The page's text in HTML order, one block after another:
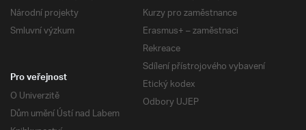
Národní projekty
Smluvní výzkum
Kurzy pro zaměstnance
Erasmus+ – zaměstnaci
Rekreace
Sdílení přístrojového vybavení
Etický kodex
Odbory UJEP
Pro veřejnost
O Univerzitě
Dům umění Ústí nad Labem